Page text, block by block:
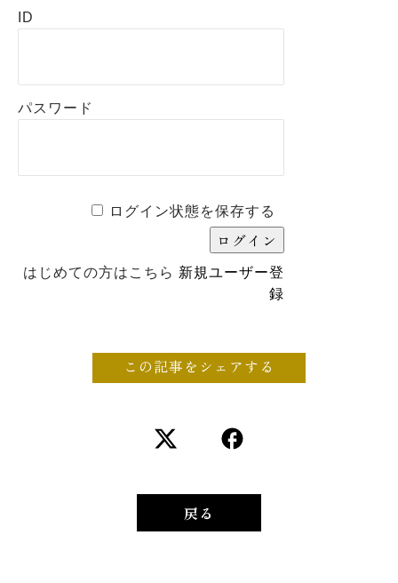
ID
パスワード
ログイン状態を保存する
はじめての方はこちら 新規ユーザー登
録
この記事をシェアする
戻る